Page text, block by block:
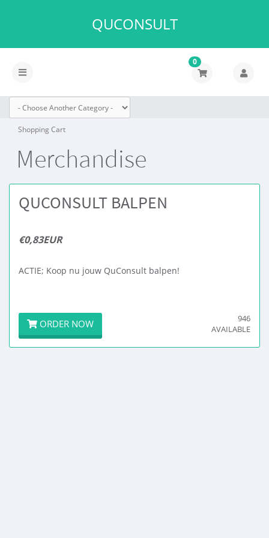
QUCONSULT
Toggle
0
Shopping Cart
Merchandise
QUCONSULT BALPEN
€0,83EUR
ACTIE; Koop nu jouw QuConsult balpen!
ORDER NOW
946
AVAILABLE